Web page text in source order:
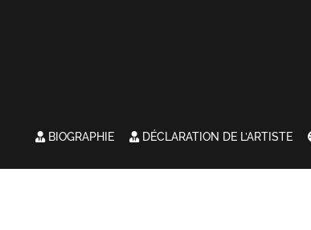
BIOGRAPHIE DÉCLARATION DE L’ARTISTE